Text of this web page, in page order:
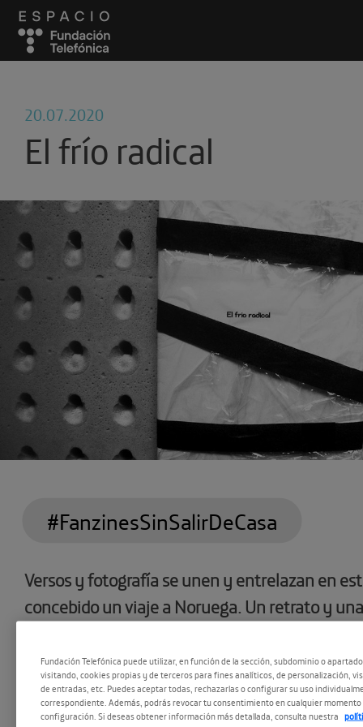
20.07.2020
El frío radical
#FanzinesSinSalirDeCasa
Versos y fotografía se unen y entrelazan en
concebido un viaje a Noruega. Un retrato y
nos transforman.
Un trabajo deAndrea Galaxina, referente en
Fundación Telefónica puede utilizar, en función de la sección, subdominio o
visitando, cookies propias y de terceros para fines analíticos, de personalización,
de entradas, etc. Puedes aceptar todas, rechazarlas o configurar su uso
correspondiente. Además, podrás revocar tu consentimiento en cualquier momento
configuración. Si deseas obtener información más detallada, consulta nuestra